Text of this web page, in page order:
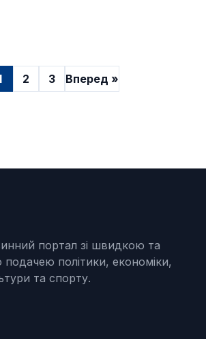
2 3 Вперед »
портал зі швидкою та
політики, економіки,
та спорту.